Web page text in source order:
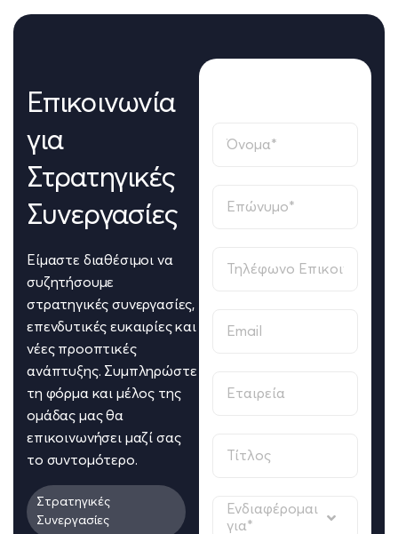
Επικοινωνία
για
Στρατηγικές
Συνεργασίες
Είμαστε διαθέσιμοι να
συζητήσουμε
στρατηγικές συνεργασίες,
επενδυτικές ευκαιρίες και
νέες προοπτικές
ανάπτυξης. Συμπληρώστε
τη φόρμα και μέλος της
ομάδας μας θα
επικοινωνήσει μαζί σας
το συντομότερο.
Στρατηγικές
Συνεργασίες
Ενδιαφέρομαι
για*